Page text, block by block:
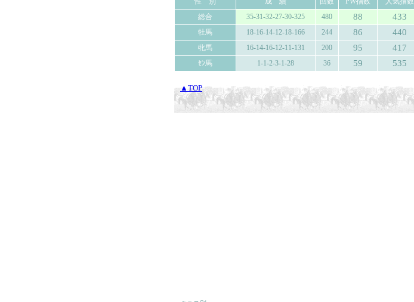
総合
35-31-32-27-30-325 480 88 433
牡馬 18-16-14-12-18-166 244 86 440
牝馬 16-14-16-12-11-131 200 95 417
ｾﾝ馬 1-1-2-3-1-28 36 59 535
▲TOP